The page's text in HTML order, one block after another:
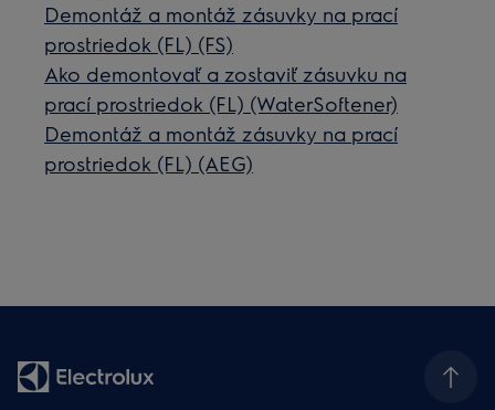
Demontáž a montáž zásuvky na prací
prostriedok (FL) (FS)
Ako demontovať a zostaviť zásuvku na
prací prostriedok (FL) (WaterSoftener)
Demontáž a montáž zásuvky na prací
prostriedok (FL) (AEG)